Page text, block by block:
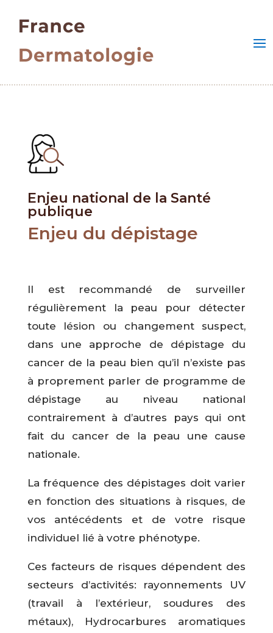
Enjeu national de la Santé
publique
Enjeu du dépistage
Il est recommandé de surveiller
régulièrement la peau pour détecter
toute lésion ou changement suspect,
dans une approche de dépistage du
cancer de la peau bien qu’il n’existe pas
à proprement parler de programme de
dépistage au niveau national
contrairement à d’autres pays qui ont
fait du cancer de la peau une cause
nationale.
La fréquence des dépistages doit varier
en fonction des situations à risques, de
vos antécédents et de votre risque
individuel lié à votre phénotype.
Ces facteurs de risques dépendent des
secteurs d’activités: rayonnements UV
(travail à l’extérieur, soudures des
métaux), Hydrocarbures aromatiques